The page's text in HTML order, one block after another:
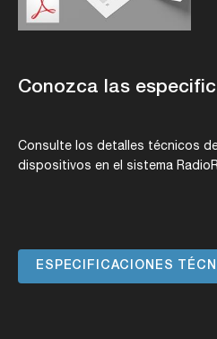
Conozca las
Consulte los detalles técnicos
dispositivos en el sistema
ESPECIFICACIONES